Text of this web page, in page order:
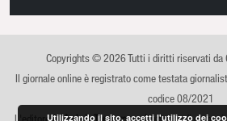
Copyrights © 2026 Tutti i diritti riservati da
Il giornale online è registrato come testata
codice 08/2021
Utilizzando il sito, accetti l'utilizzo dei